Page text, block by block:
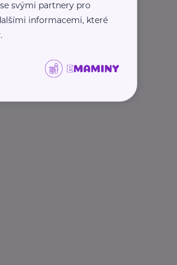
svými partnery pro
informacemi, které